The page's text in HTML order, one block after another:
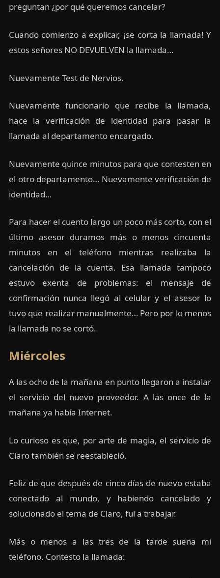
preguntan ¿por qué queremos cancelar?
Cuando comienzo a explicar, ¡se corta la llamada! Y
estos señores NO DEVUELVEN la llamada…
Nuevamente Test de Nervios.
Nuevamente funcionario que recibe la llamada,
hace la verificación de identidad para pasar la
llamada al departamento encargado.
Nuevamente quince minutos para que contesten en
el otro departamento… Nuevamente verificación de
identidad…
Para hacer el cuento largo un poco más corto, con el
último asesor duramos más o menos cincuenta
minutos en el teléfono mientras realizaba la
cancelación de la cuenta. Esa llamada tampoco
estuvo exenta de problemas: el mensaje de
confirmación nunca llegó al celular y el asesor lo
tuvo que realizar manualmente… Pero por lo menos
la llamada no se cortó.
Miércoles
A las ocho de la mañana en punto llegaron a instalar
el servicio del nuevo proveedor. A las once de la
mañana ya había Internet.
Lo curioso es que, por arte de magia, el servicio de
Claro también se reestableció.
Feliz de que después de cinco días de nuevo estaba
conectado al mundo, y habiendo cancelado y
solucionado el tema de Claro, fui a trabajar.
Más o menos a las tres de la tarde suena mi
teléfono. Contesto la llamada: